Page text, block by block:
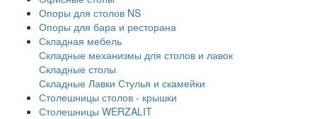
Опоры для столов NS
Опоры для бара и ресторана
Складная мебель
Складные механизмы для столов и лавок
Складные столы
Складные Лавки Стулья и скамейки
Столешницы столов - крышки
Столешницы WERZALIT